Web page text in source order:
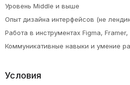
Уровень Middle и выше
Опыт дизайна интерфейсов (не
Работа в инструментах Figma,
Коммуникативные навыки и умение
Условия